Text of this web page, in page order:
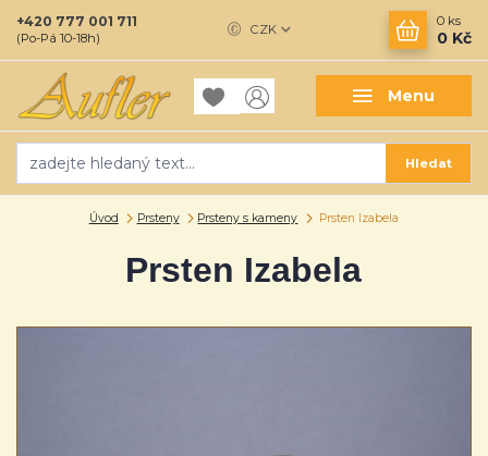
Menu
CZK
Hledat
+420 777 001 711
(Po-Pá 10-18h)
0 ks
0 Kč
Úvod Prsteny Prsteny s kameny Prsten Izabela
Prsten Izabela